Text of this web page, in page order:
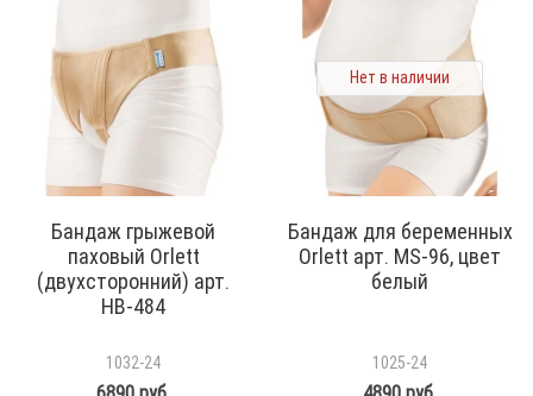
Бандаж грыжевой
паховый Orlett
(двухсторонний) арт.
HB-484
1032-24
Нет в наличии
Бандаж для беременных
Orlett арт. MS-96, цвет
белый
1025-24